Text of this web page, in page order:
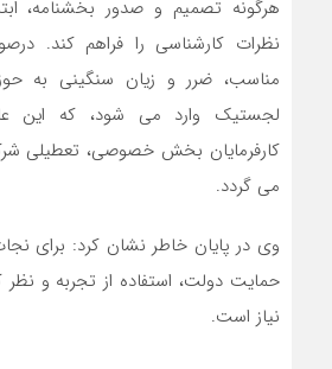
هرگونه تصمیم و صدور بخشنامه،
نظرات کارشناسی را فراهم کند.
مناسب، ضرر و زیان سنگینی به
لجستیک وارد می شود، که این
کارفرمایان بخش خصوصی، تعطیلی
می گردد.
وی در پایان خاطر نشان کرد: برای
حمایت دولت، استفاده از تجربه و نظر
نیاز است.